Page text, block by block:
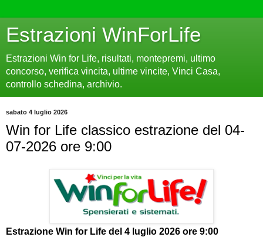
Estrazioni WinForLife
Estrazioni Win for Life, risultati, montepremi, ultimo
concorso, verifica vincita, ultime vincite, Vinci Casa,
controllo schedina, archivio.
sabato 4 luglio 2026
Win for Life classico estrazione del 04-
07-2026 ore 9:00
Estrazione Win for Life del 4 luglio 2026 ore 9:00